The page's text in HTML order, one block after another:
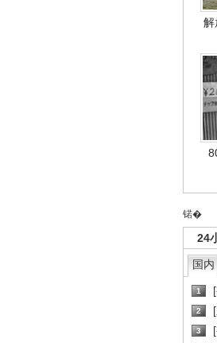
解
锘�
24
国内
1
2
3